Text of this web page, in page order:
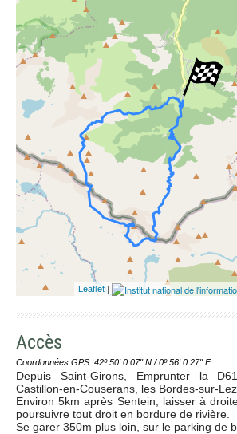
Leaflet |
Accès
Coordonnées GPS: 42º 50' 0.07'' N / 0º 56' 0.27'' E
Depuis Saint-Girons, Emprunter la
Castillon-en-Couserans, les Bordes-sur-
Environ 5km après Sentein, laisser à
poursuivre tout droit en bordure de rivière.
Se garer 350m plus loin, sur le parking de